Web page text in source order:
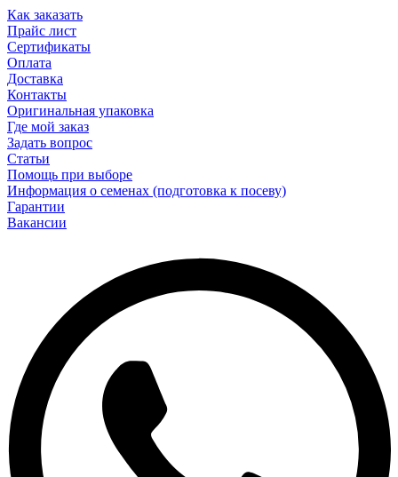
Как заказать
Прайс лист
Сертификаты
Оплата
Доставка
Контакты
Оригинальная упаковка
Где мой заказ
Задать вопрос
Статьи
Помощь при выборе
Информация о семенах (подготовка к посеву)
Гарантии
Вакансии